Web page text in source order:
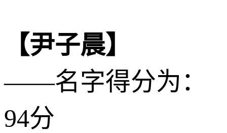
【尹子晨】
——名字得分为：
94分